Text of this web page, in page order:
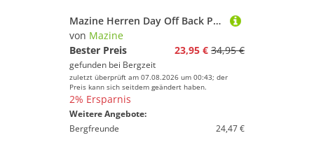
Mazine Herren Day Off Back Print T-Shirt
von Mazine
Bester Preis
23,95 € 34,95 €
gefunden bei Bergzeit
zuletzt überprüft am 07.08.2026 um 00:43; der
Preis kann sich seitdem geändert haben.
2% Ersparnis
Weitere Angebote:
Bergfreunde
24,47 €